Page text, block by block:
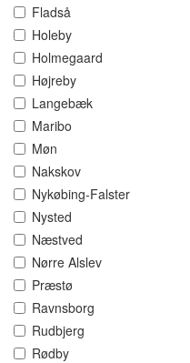
Fladså
Holeby
Holmegaard
Højreby
Langebæk
Maribo
Møn
Nakskov
Nykøbing-Falster
Nysted
Næstved
Nørre Alslev
Præstø
Ravnsborg
Rudbjerg
Rødby